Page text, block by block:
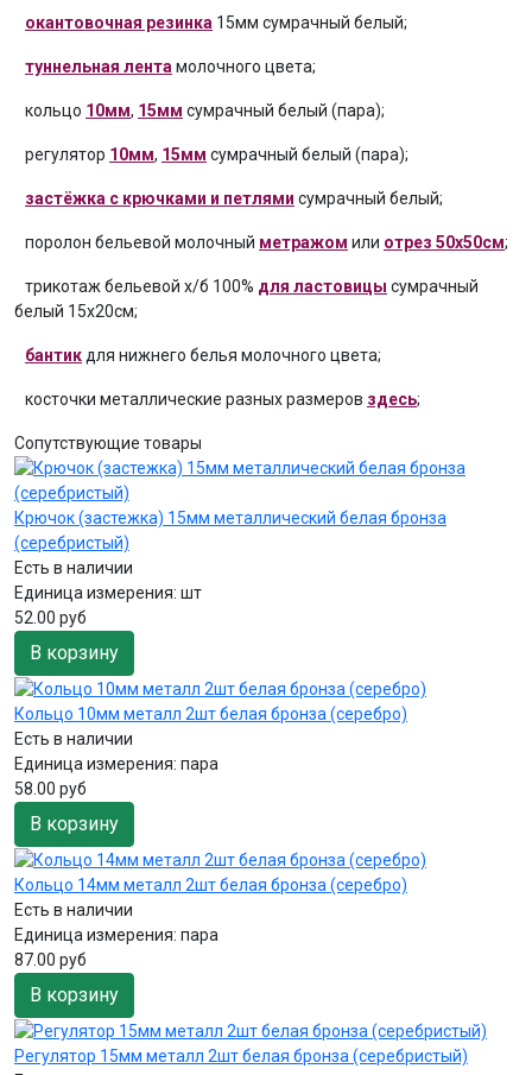
окантовочная резинка 15мм сумрачный белый;
туннельная лентамолочного цвета;
кольцо 10мм, 15мм сумрачный белый (пара);
регулятор 10мм, 15мм сумрачный белый (пара);
застёжка с крючками и петлями сумрачный белый;
поролон бельевой молочный метражом или отрез 50х50см;
трикотаж бельевой х/б 100% для ластовицы сумрачный
белый 15х20см;
бантикдля нижнего белья молочного цвета;
косточки металлические разных размеров здесь;
Сопутствующие товары
Крючок (застежка) 15мм металлический белая бронза
(серебристый)
Есть в наличии
Единица измерения: шт
52.00 руб
В корзину
Кольцо 10мм металл 2шт белая бронза (серебро)
Есть в наличии
Единица измерения: пара
58.00 руб
В корзину
Кольцо 14мм металл 2шт белая бронза (серебро)
Есть в наличии
Единица измерения: пара
87.00 руб
В корзину
Регулятор 15мм металл 2шт белая бронза (серебристый)